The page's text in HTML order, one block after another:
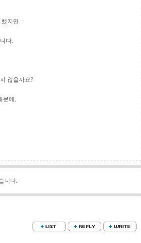
지만..
다.
않을까요?
문에,
니다.